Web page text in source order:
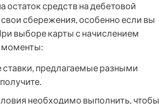
остаток средств на дебетовой
сбережения, особенно если вы
выборе карты с начислением
моменты:
предлагаемые разными
необходимо выполнить, чтобы